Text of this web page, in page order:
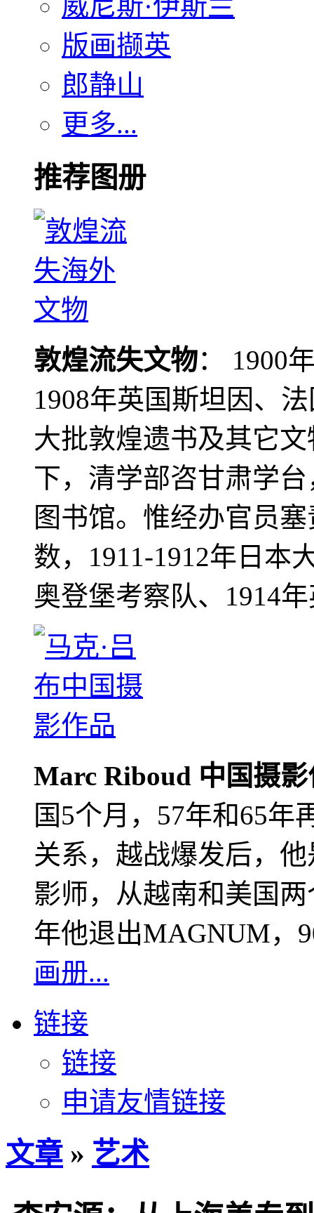
版画撷英
郎静山
更多...
推荐图册
敦煌流失文物： 1900
1908年英国斯坦因、
大批敦煌遗书及其它
下，清学部咨甘肃学
图书馆。惟经办官员
数，1911-1912年日本
奥登堡考察队、1914
Marc Riboud 中国摄
国5个月，57年和65年
关系，越战爆发后，
影师，从越南和美国
年他退出MAGNUM，
画册...
链接
链接
申请友情链接
文章 » 艺术